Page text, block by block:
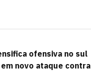
ofensiva no sul
novo ataque contra